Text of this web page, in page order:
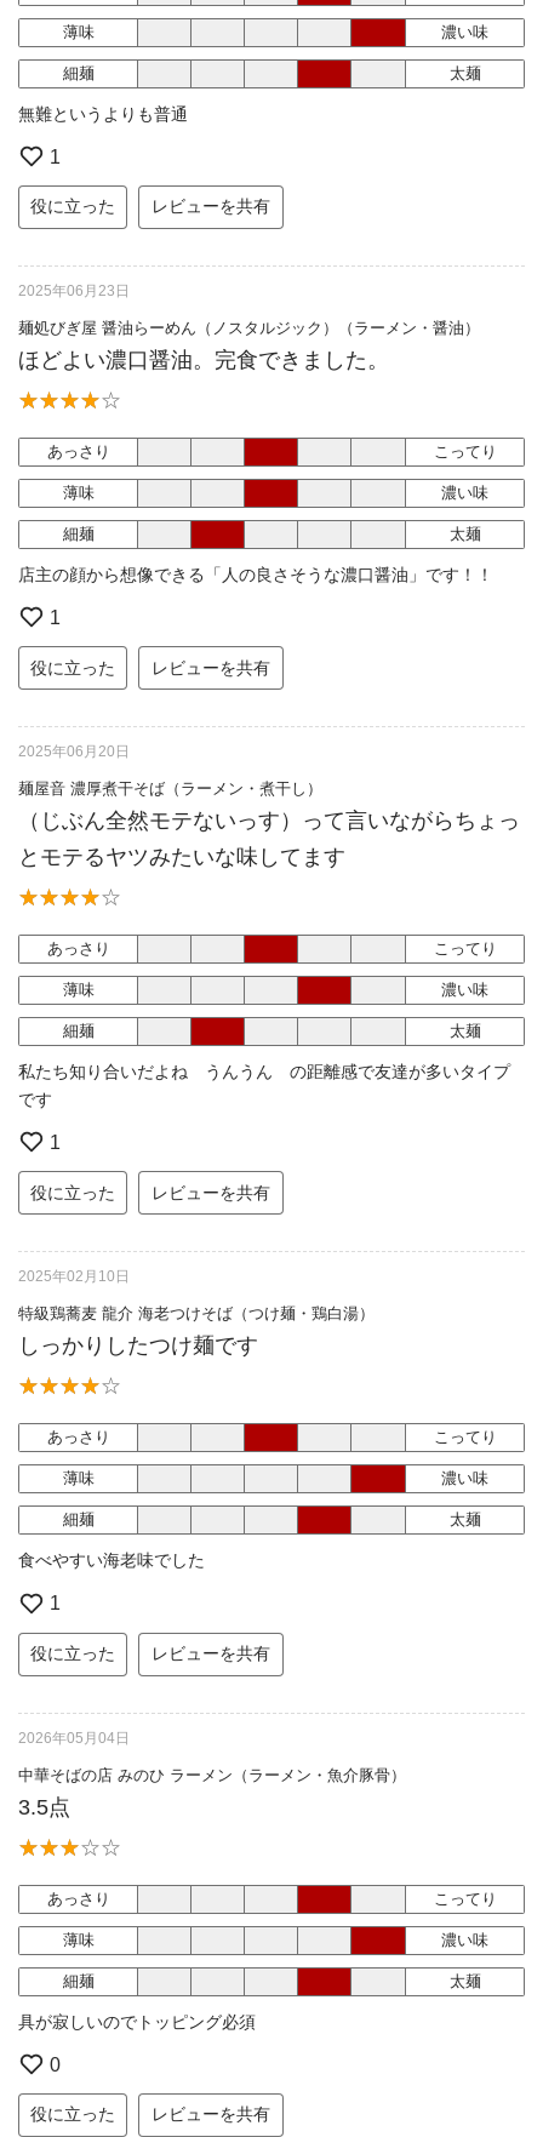
薄味 濃い味
細麺 太麺
無難というよりも普通
1
役に立った レビューを共有
2025年06月23日
麺処びぎ屋 醤油らーめん（ノスタルジック）（ラーメン・醤油）
ほどよい濃口醤油。完食できました。
あっさり こってり
薄味 濃い味
細麺 太麺
店主の顔から想像できる「人の良さそうな濃口醤油」です！！
1
役に立った レビューを共有
2025年06月20日
麺屋音 濃厚煮干そば（ラーメン・煮干し）
（じぶん全然モテないっす）って言いながらちょっ
とモテるヤツみたいな味してます
あっさり こってり
薄味 濃い味
細麺 太麺
私たち知り合いだよね うんうん の距離感で友達が多いタイプ
です
1
役に立った レビューを共有
2025年02月10日
特級鶏蕎麦 龍介 海老つけそば（つけ麺・鶏白湯）
しっかりしたつけ麺です
あっさり こってり
薄味 濃い味
細麺 太麺
食べやすい海老味でした
1
役に立った レビューを共有
2026年05月04日
中華そばの店 みのひ ラーメン（ラーメン・魚介豚骨）
3.5点
あっさり こってり
薄味 濃い味
細麺 太麺
具が寂しいのでトッピング必須
0
役に立った レビューを共有